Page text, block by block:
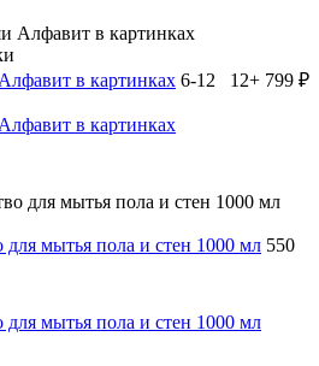
в картинках 6-12 12+ 799 ₽
в картинках
для мытья пола и стен 1000 мл 550
для мытья пола и стен 1000 мл